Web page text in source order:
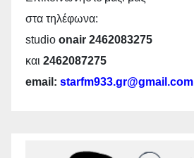
στα τηλέφωνα:
studio onair 2462083275
και 2462087275
email: starfm933.gr@gmail.com